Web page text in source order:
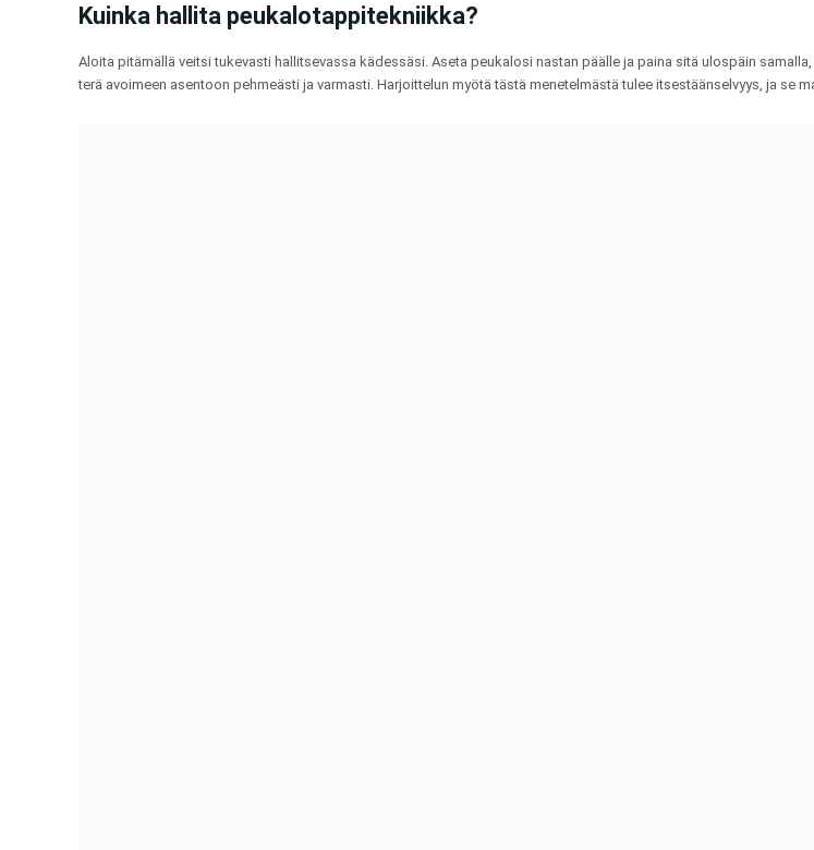
Kuinka hallita peukalotappitekniikka?
Aloita pitämällä veitsi tukevasti hallitsevassa kädessäsi. Aseta peukalosi nastan päälle ja paina sitä ulospäin
terä avoimeen asentoon pehmeästi ja varmasti. Harjoittelun myötä tästä menetelmästä tulee itsestäänselvyys, ja se